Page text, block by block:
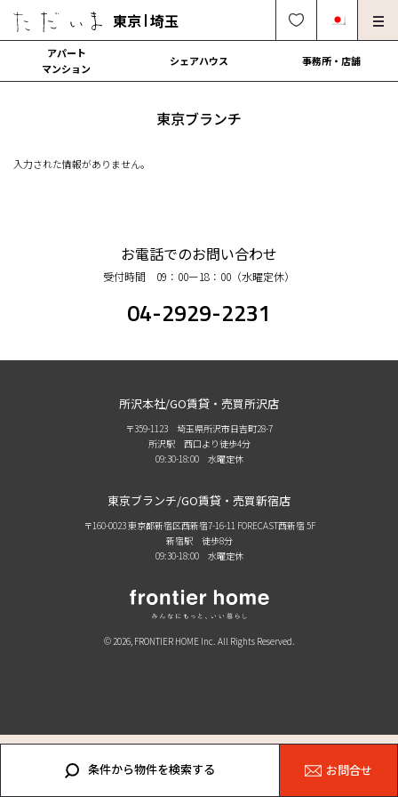
東京 埼玉
運営会社
アパート
マンション
シェアハウス 事務所・店舗
東京ブランチ
入力された情報がありません。
お電話でのお問い合わせ
受付時間 09：00ー18：00（水曜定休）
04-2929-2231
条件から物件を検索する お問合せ
所沢本社/GO賃貸・売買所沢店
〒359-1123 埼玉県所沢市日吉町28-7
所沢駅 西口より徒歩4分
09:30-18:00 水曜定休
東京ブランチ/GO賃貸・売買新宿店
〒160-0023 東京都新宿区西新宿7-16-11 FORECAST西新宿 5F
新宿駅 徒歩8分
09:30-18:00 水曜定休
© 2026, FRONTIER HOME Inc. All Rights Reserved.